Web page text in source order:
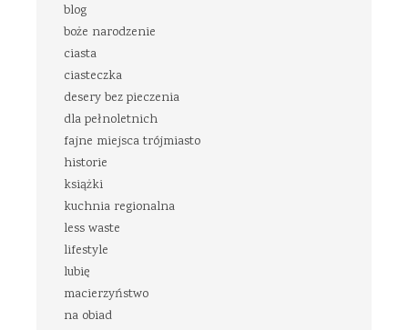
blog
boże narodzenie
ciasta
ciasteczka
desery bez pieczenia
dla pełnoletnich
fajne miejsca trójmiasto
historie
książki
kuchnia regionalna
less waste
lifestyle
lubię
macierzyństwo
na obiad